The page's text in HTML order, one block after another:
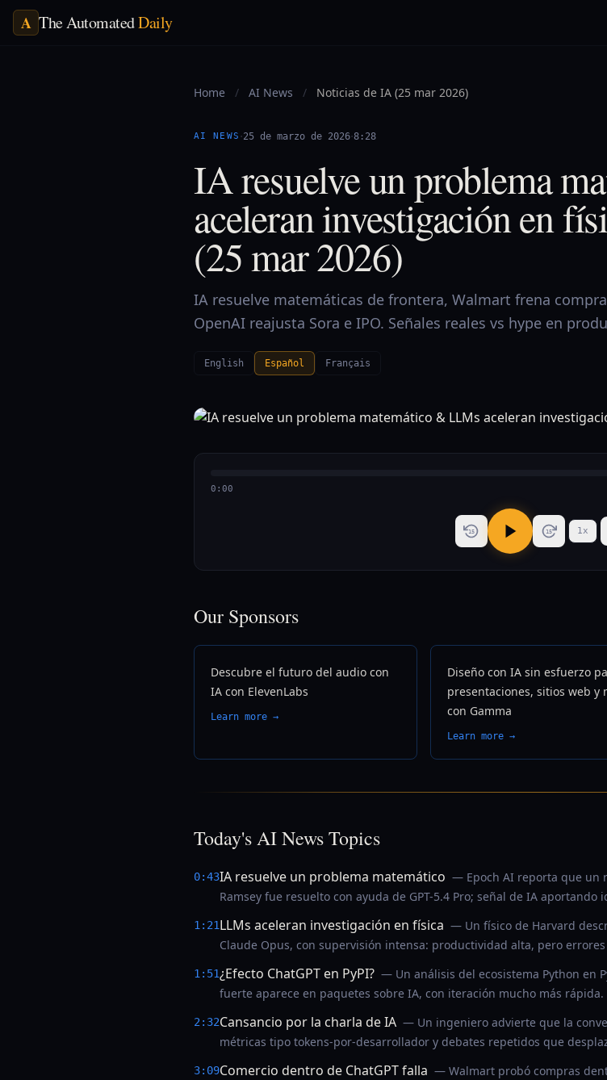
A The AutomatedDaily
Home / AI News / Noticias de IA (25 mar 2026)
AI NEWS ·25 de marzo de 2026·8:28
IA resuelve un problema
aceleran investigación en
(25 mar 2026)
IA resuelve matemáticas de frontera, Walmart frena
OpenAI reajusta Sora e IPO. Señales reales vs hype en
English Español Français
0:00
15 15 1x
Our Sponsors
Descubre el futuro del audio con
IA con ElevenLabs
Learn more →
Diseño con IA sin esfuerzo
presentaciones, sitios web y
con Gamma
Learn more →
Today's AI News Topics
0:43IA resuelve un problema matemático — Epoch AI reporta que un
Ramsey fue resuelto con ayuda de GPT-5.4 Pro; señal de IA aportando
1:21LLMs aceleran investigación en física — Un físico de Harvard
Claude Opus, con supervisión intensa: productividad alta, pero
1:51¿Efecto ChatGPT en PyPI? — Un análisis del ecosistema Python en
fuerte aparece en paquetes sobre IA, con iteración mucho más rápida.
2:32Cansancio por la charla de IA — Un ingeniero advierte que la
métricas tipo tokens-por-desarrollador y debates repetidos que
3:09Comercio dentro de ChatGPT falla — Walmart probó compras